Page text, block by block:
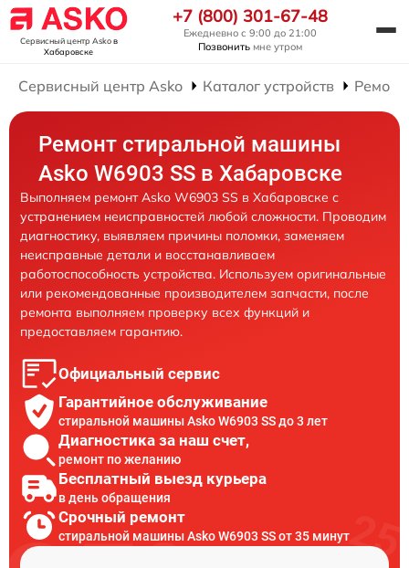
Сервисный центр Askoв
Хабаровске
+7 (800) 301-67-48
Ежедневно с 9:00 до 21:00
Позвонить мне утром
Сервисный центр Asko Каталог устройств
Ремонт стиральной машины
Asko W6903 SS в Хабаровске
Выполняем ремонт Asko W6903 SS в Хабаровске с
устранением неисправностей любой сложности. Проводим
диагностику, выявляем причины поломки, заменяем
неисправные детали и восстанавливаем
работоспособность устройства. Используем оригинальные
или рекомендованные производителем запчасти, после
ремонта выполняем проверку всех функций и
предоставляем гарантию.
Официальный сервис
Гарантийное обслуживание
стиральной машины Asko W6903 SS до 3 лет
Диагностика за наш счет,
ремонт по желанию
Бесплатный выезд курьера
в день обращения
Срочный ремонт
стиральной машины Asko W6903 SS от 35 минут